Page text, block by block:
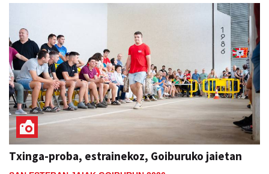
Txinga-proba, estrainekoz, Goiburuko jaietan